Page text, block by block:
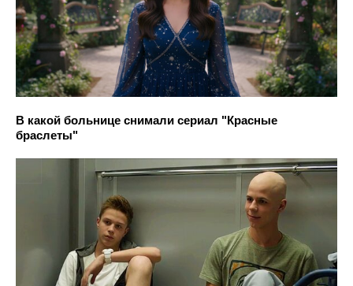
В какой больнице снимали сериал "Красные
браслеты"